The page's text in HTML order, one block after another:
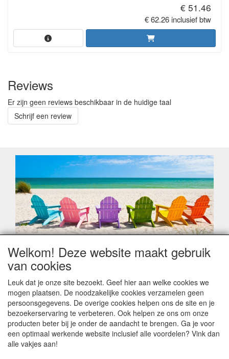
€ 51.46
€ 62.26 inclusief btw
Reviews
Er zijn geen reviews beschikbaar in de huidige taal
Schrijf een review
Geachte klant,
Zoals elk jaar zorgt de verlofperiode, naast een hoop
leveringsproblemen.
Sommige fabrikanten sluiten of werken met een
vakantiebezetting.
Bestellingen die vanaf +/- 15 juli geplaatst worden kunnen
hierdoor vertraging oplopen. Wanneer die voorradig is en alle
betalingsmodaliteiten zijn vervuld dan de bestelling verstuurd
worden. Indien deze nog terug moeten binnen komen dan is
Welkom! Deze website maakt gebruik
van cookies
Leuk dat je onze site bezoekt. Geef hier aan welke cookies we
mogen plaatsen. De noodzakelijke cookies verzamelen geen
persoonsgegevens. De overige cookies helpen ons de site en je
bezoekerservaring te verbeteren. Ook helpen ze ons om onze
producten beter bij je onder de aandacht te brengen. Ga je voor
een optimaal werkende website inclusief alle voordelen? Vink dan
alle vakjes aan!